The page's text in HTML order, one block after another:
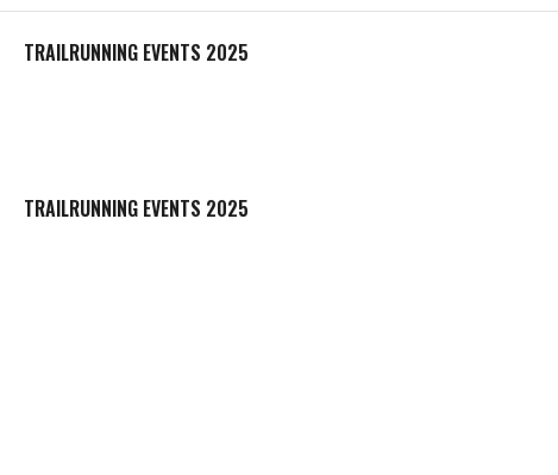
TRAILRUNNING EVENTS 2025
TRAILRUNNING EVENTS 2025